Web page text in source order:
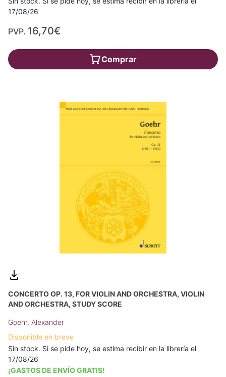
17/08/26
PVP. 16,70€
Comprar
CONCERTO OP. 13, FOR VIOLIN AND ORCHESTRA, VIOLIN
AND ORCHESTRA, STUDY SCORE
Goehr, Alexander
Disponible en breve
Sin stock. Si se pide hoy, se estima recibir en la librería el
17/08/26
¡GASTOS DE ENVÍO GRATIS!